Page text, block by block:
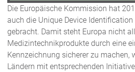
Die Europäische Kommission hat
auch die Unique Device Identification
gebracht. Damit steht Europa nicht
Medizintechnikprodukte durch eine
Kennzeichnung sicherer zu machen,
Ländern mit entsprechenden